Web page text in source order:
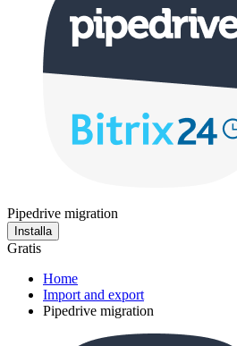
Pipedrive migration
Installa
Gratis
Home
Import and export
Pipedrive migration